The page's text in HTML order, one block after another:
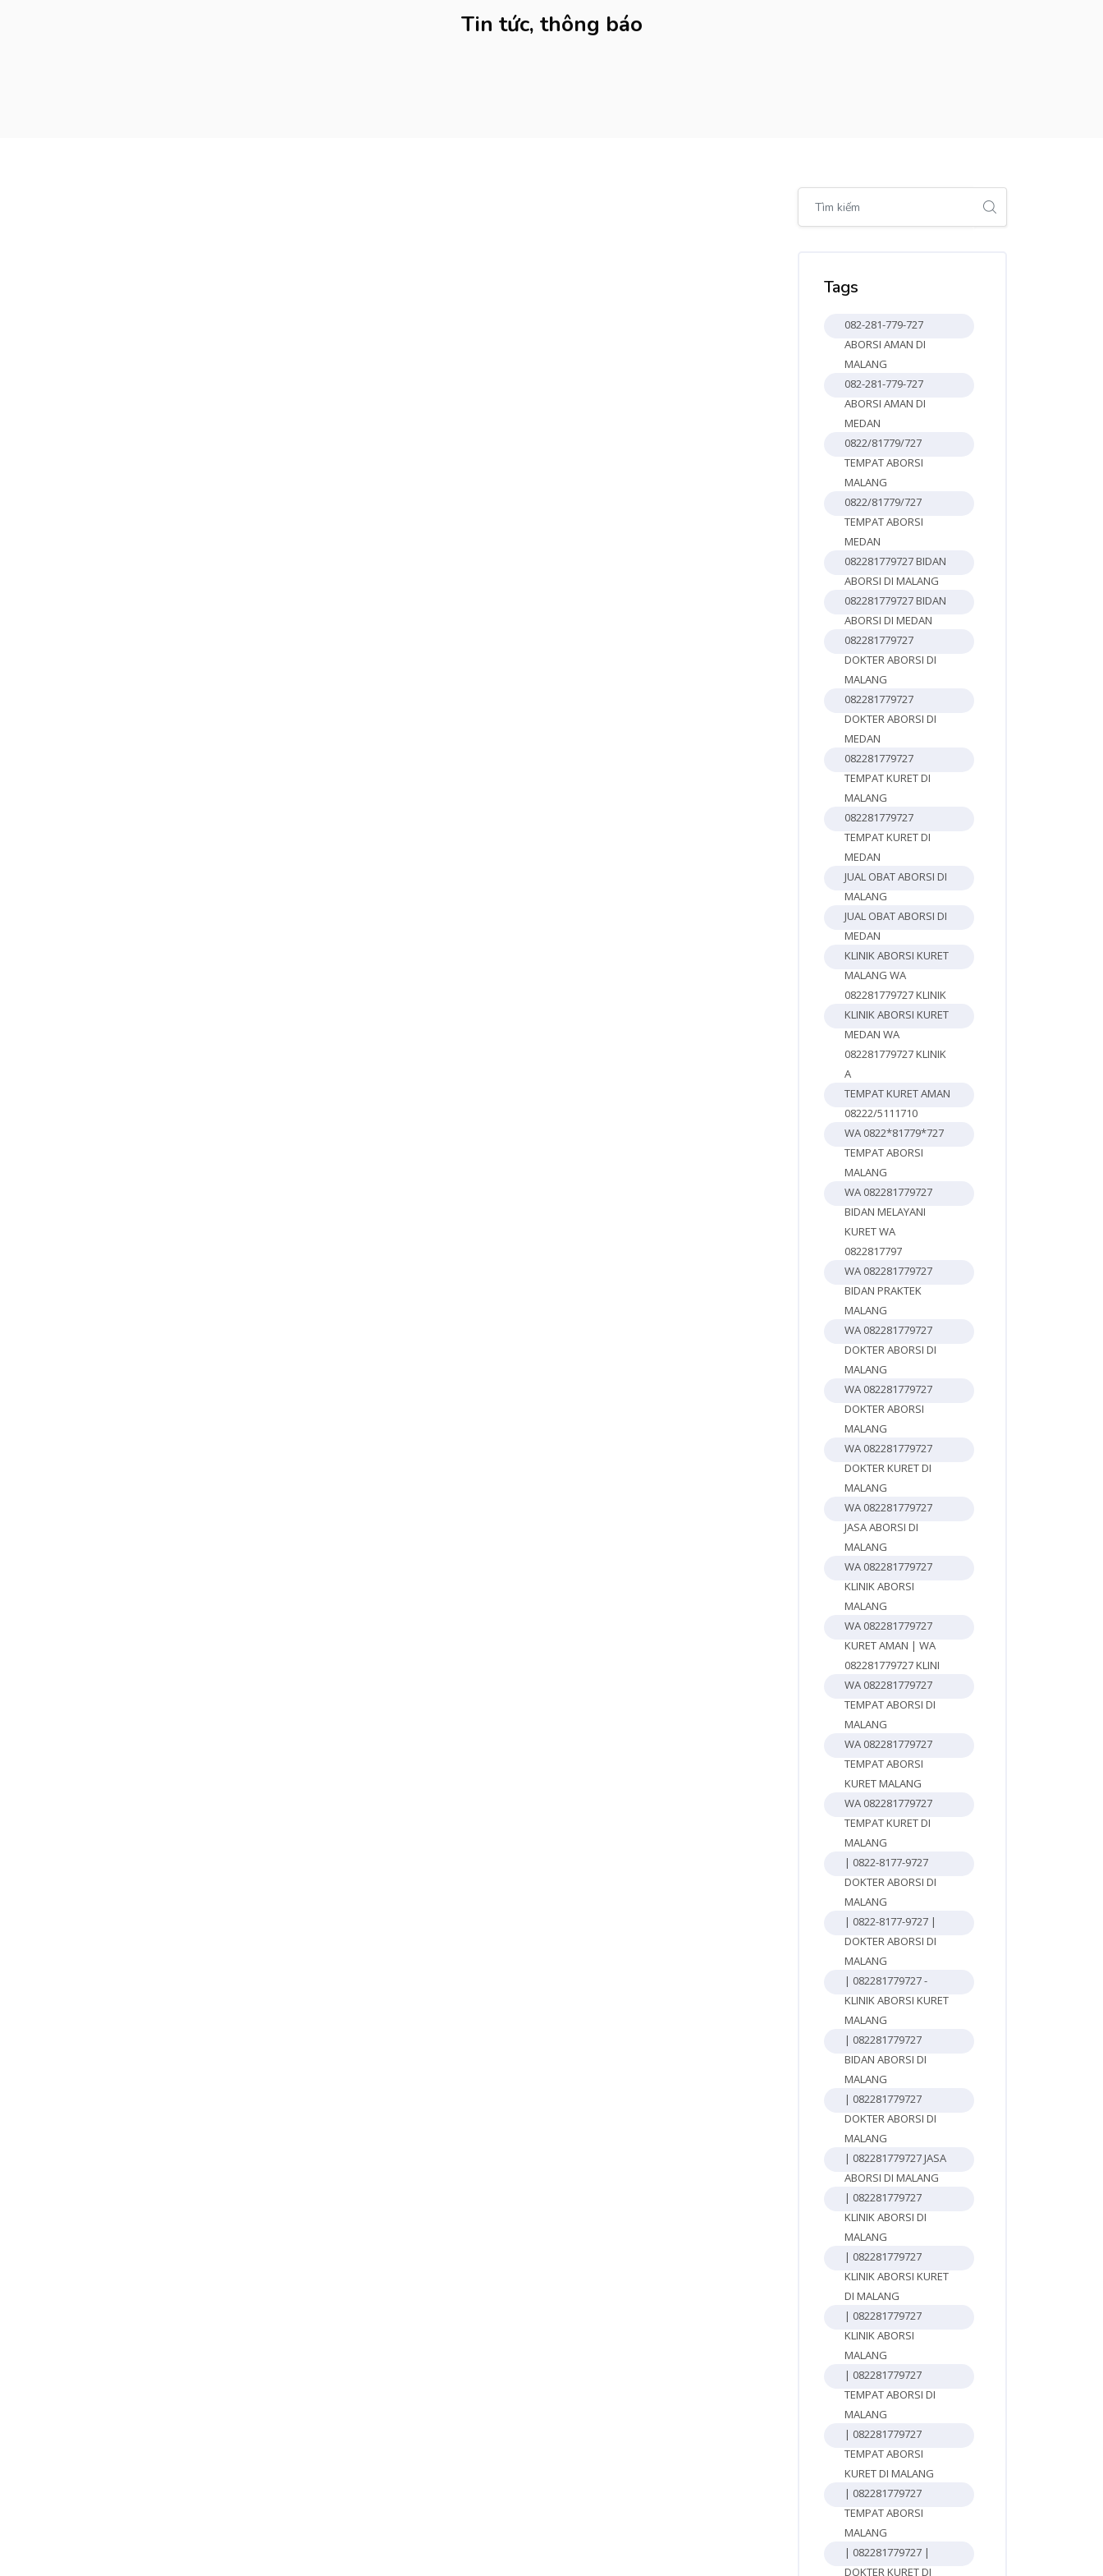
Tin tức, thông báo
Bỏ qua [Cocoon] Global search (sidebar)
Tags
082-281-779-727
ABORSI AMAN DI
MALANG
082-281-779-727
ABORSI AMAN DI
MEDAN
0822/81779/727
TEMPAT ABORSI
MALANG
0822/81779/727
TEMPAT ABORSI
MEDAN
082281779727 BIDAN
ABORSI DI MALANG
082281779727 BIDAN
ABORSI DI MEDAN
082281779727
DOKTER ABORSI DI
MALANG
082281779727
DOKTER ABORSI DI
MEDAN
082281779727
TEMPAT KURET DI
MALANG
082281779727
TEMPAT KURET DI
MEDAN
JUAL OBAT ABORSI DI
MALANG
JUAL OBAT ABORSI DI
MEDAN
KLINIK ABORSI KURET
MALANG WA
082281779727 KLINIK
KLINIK ABORSI KURET
MEDAN WA
082281779727 KLINIK
A
TEMPAT KURET AMAN
08222/5111710
WA 0822*81779*727
TEMPAT ABORSI
MALANG
WA 082281779727
BIDAN MELAYANI
KURET WA
0822817797
WA 082281779727
BIDAN PRAKTEK
MALANG
WA 082281779727
DOKTER ABORSI DI
MALANG
WA 082281779727
DOKTER ABORSI
MALANG
WA 082281779727
DOKTER KURET DI
MALANG
WA 082281779727
JASA ABORSI DI
MALANG
WA 082281779727
KLINIK ABORSI
MALANG
WA 082281779727
KURET AMAN | WA
082281779727 KLINI
WA 082281779727
TEMPAT ABORSI DI
MALANG
WA 082281779727
TEMPAT ABORSI
KURET MALANG
WA 082281779727
TEMPAT KURET DI
MALANG
| 0822-8177-9727
DOKTER ABORSI DI
MALANG
| 0822-8177-9727 |
DOKTER ABORSI DI
MALANG
| 082281779727 -
KLINIK ABORSI KURET
MALANG
| 082281779727
BIDAN ABORSI DI
MALANG
| 082281779727
DOKTER ABORSI DI
MALANG
| 082281779727 JASA
ABORSI DI MALANG
| 082281779727
KLINIK ABORSI DI
MALANG
| 082281779727
KLINIK ABORSI KURET
DI MALANG
| 082281779727
KLINIK ABORSI
MALANG
| 082281779727
TEMPAT ABORSI DI
MALANG
| 082281779727
TEMPAT ABORSI
KURET DI MALANG
| 082281779727
TEMPAT ABORSI
MALANG
| 082281779727 |
DOKTER KURET DI